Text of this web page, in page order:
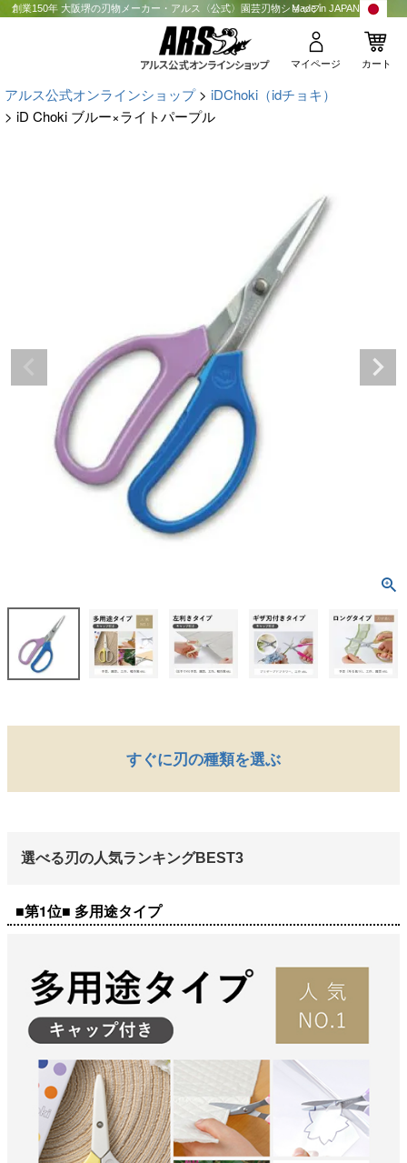
創業150年 大阪堺の刃物メーカー・アルス〈公式〉園芸刃物ショップMade in JAPAN
マイページ カート
アルス公式オンラインショップ
iDChoki（idチョキ）
iD Choki ブルー×ライトパープル
すぐに刃の種類を選ぶ
選べる刃の人気ランキングBEST3
■第1位■ 多用途タイプ